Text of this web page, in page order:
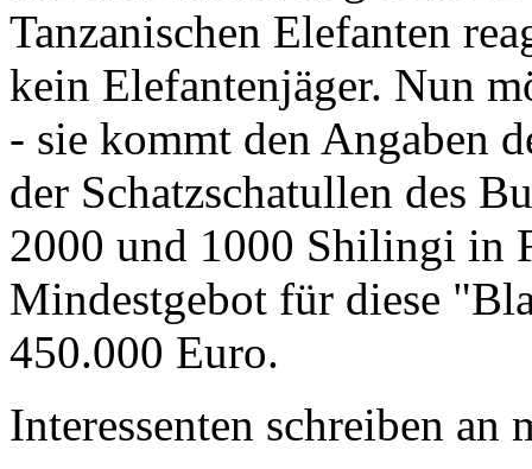
Tanzanischen Elefanten
kein Elefantenjäger. Nun
- sie kommt den Angaben
der Schatzschatullen des
2000 und 1000 Shilingi in
Mindestgebot für diese
450.000 Euro.
Interessenten schreiben